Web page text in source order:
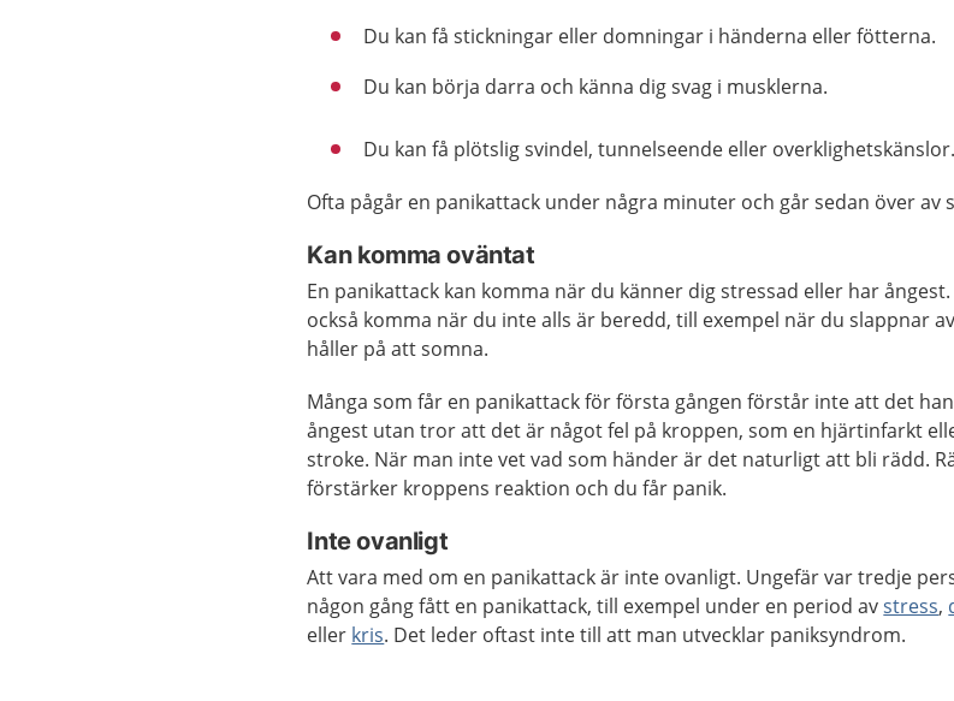
Du kan få stickningar eller domningar i händerna eller fötterna.
Du kan börja darra och känna dig svag i musklerna.
Du kan få plötslig svindel, tunnelseende eller overklighetskänslor.
Ofta pågår en panikattack under några minuter och går sedan över av
Kan komma oväntat
En panikattack kan komma när du känner dig stressad eller har ångest.
också komma när du inte alls är beredd, till exempel när du slappnar
håller på att somna.
Många som får en panikattack för första gången förstår inte att det
ångest utan tror att det är något fel på kroppen, som en hjärtinfarkt
stroke. När man inte vet vad som händer är det naturligt att bli rädd.
förstärker kroppens reaktion och du får panik.
Inte ovanligt
Att vara med om en panikattack är inte ovanligt. Ungefär var tredje
någon gång fått en panikattack, till exempel under en period avstress,
eller kris. Det leder oftast inte till att man utvecklar paniksyndrom.